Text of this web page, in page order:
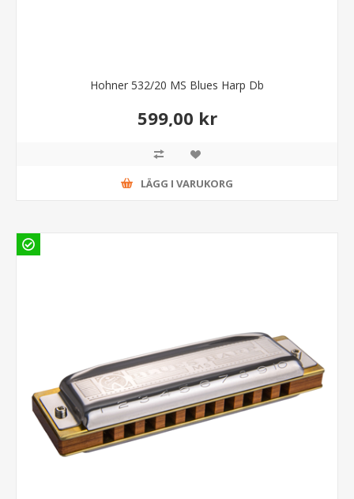
Hohner 532/20 MS Blues Harp Db
599,00 kr
LÄGG I VARUKORG